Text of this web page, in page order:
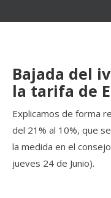
Bajada del
la tarifa de
Explicamos de forma
del 21% al 10%, que
la medida en el
jueves 24 de Junio).